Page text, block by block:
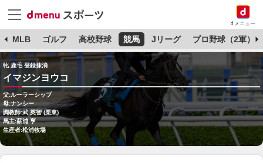
dメニュー
MLB ゴルフ 高校野球 競馬 Jリーグ プロ野球（2軍）
牝 鹿毛 登録抹消
イマジンヨウコ
父:ルーラーシップ
母:ナンシー
調教師:武 英智 (栗東)
馬主:薪浦 亨
生産者:松浦牧場